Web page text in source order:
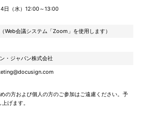
（水）12:00～13:00
Web会議システム「Zoom」を使用します）
・ジャパン株式会社
の方および個人の方のご参加はご遠慮ください。予
げます。